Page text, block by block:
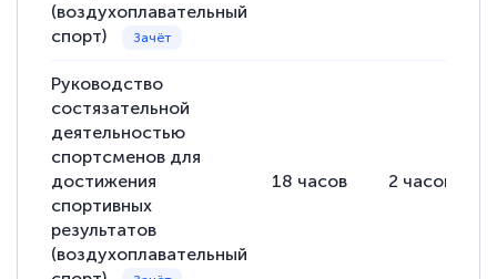
(воздухоплавательный
спорт)
Руководство
состязательной
деятельностью
спортсменов для
достижения
спортивных
результатов
(воздухоплавательный
18 часов 2 часов